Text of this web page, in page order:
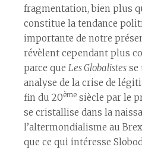
fragmentation, bien plus
constitue la tendance
importante de notre
révèlent cependant plus
parce que Les Globalistes se
analyse de la crise de
fin du 20ème siècle par le
se cristallise dans la
l’altermondialisme au
que ce qui intéresse